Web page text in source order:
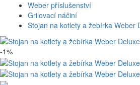
Weber příslušenství
Grilovací náčiní
Stojan na kotlety a žebírka Weber
-1%